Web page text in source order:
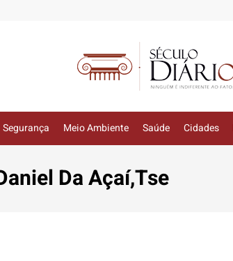
Segurança Meio Ambiente Saúde Cidades
Da Açaí,Tse